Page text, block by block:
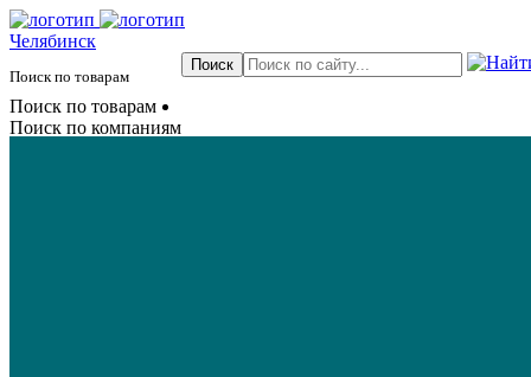
Челябинск
Поиск по товарам
Поиск по товарам
Поиск по компаниям